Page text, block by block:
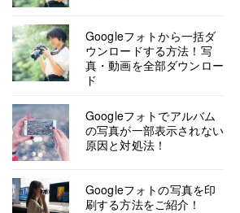
Googleフォトから一括ダ
ウンロードする方法！写
真・動画を全部ダウンロー
ド
Googleフォトでアルバム
の写真が一部表示されない
原因と対処法！
Googleフォトの写真を印
刷する方法をご紹介！